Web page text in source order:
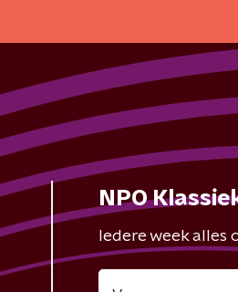
NPO
Iedere week alles